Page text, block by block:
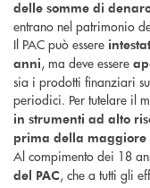
delle somme di
entrano nel patrimonio
Il PAC può essere
anni, ma deve essere
sia i prodotti finanziari
periodici. Per tutelare il
in strumenti ad alto
prima della maggiore
Al compimento dei 18
del PAC, che a tutti gli